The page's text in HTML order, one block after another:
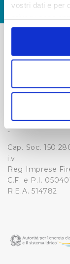
vostri dati e per
in cui avete
modificare o
momento dalla
Con il tuo
attivamente
Approfondisci
e imposta le tue
Utilizziamo dei
fruibile il sito
la navigazione
50126 Fi
-
Cap. Soc.
i.v.
Reg Imprese
C.F. e P.I.
R.E.A. 514782